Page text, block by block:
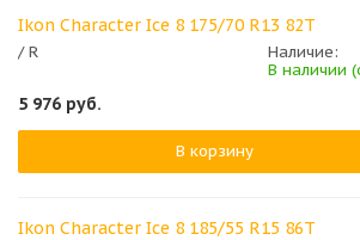
Ikon Character Ice 8 175/70 R13 82T
/ R
Наличие:
В наличии
5 976 руб.
В корзину
Ikon Character Ice 8 185/55 R15 86T